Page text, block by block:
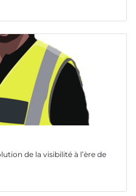
de la visibilité à l’ère de